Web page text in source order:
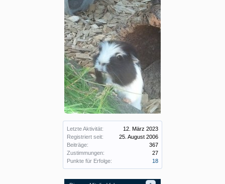
Letzte Aktivität:
12. März 2023
Registriert seit:
25. August 2006
Beiträge:
367
Zustimmungen:
27
Punkte für Erfolge:
18